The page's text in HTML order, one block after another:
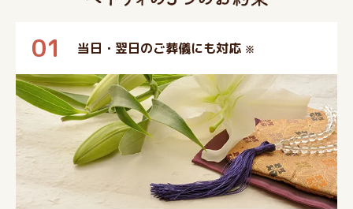
01 当日・翌日のご葬儀にも対応 ※